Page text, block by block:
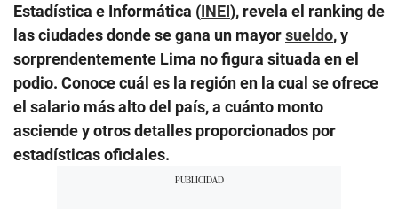
Estadística e Informática (INEI), revela el ranking de
las ciudades donde se gana un mayorsueldo, y
sorprendentemente Lima no figura situada en el
podio. Conoce cuál es la región en la cual se ofrece
el salario más alto del país, a cuánto monto
asciende y otros detalles proporcionados por
estadísticas oficiales.